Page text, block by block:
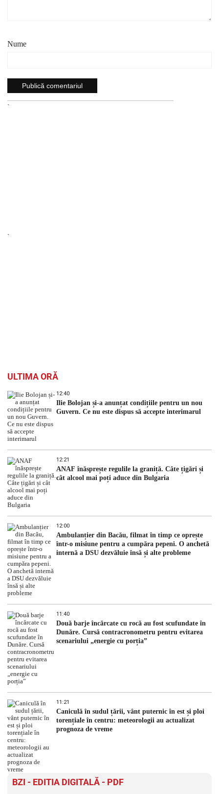
Nume
`
`
ULTIMA ORĂ
12:40
Ilie Bolojan și-a anunțat condițiile pentru un nou
Guvern. Ce nu este dispus să accepte interimarul
12:21
ANAF înăsprește regulile la graniță. Câte țigări și
cât alcool mai poți aduce din Bulgaria
12:00
Ambulanțier din Bacău, filmat în timp ce oprește
într-o misiune pentru a cumpăra pepeni. O anchetă
internă a DSU dezvăluie însă și alte probleme
11:40
Două barje încărcate cu rocă au fost scufundate în
Dunăre. Cursă contracronometru pentru evitarea
scenariului „energie cu porția”
11:21
Caniculă în sudul țării, vânt puternic în est și ploi
torențiale în centru: meteorologii au actualizat
prognoza de vreme
BZI - EDITIA DIGITALĂ - PDF